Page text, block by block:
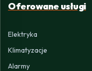
Oferowane usługi
Elektryka
Klimatyzacje
Alarmy